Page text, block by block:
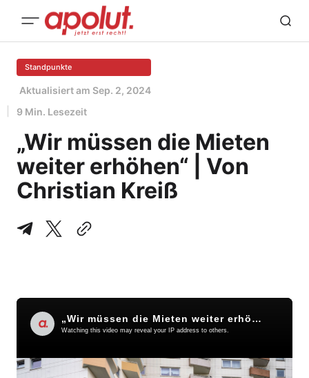
Standpunkte
Aktualisiert am Sep. 2, 2024
9 Min. Lesezeit
„Wir müssen die Mieten
weiter erhöhen“ | Von
Christian Kreiß